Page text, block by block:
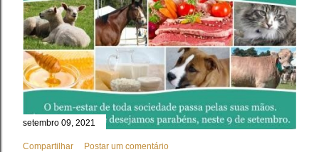
o
m
e
n
t
á
r
i
o
setembro 09, 2021
Compartilhar Postar um comentário